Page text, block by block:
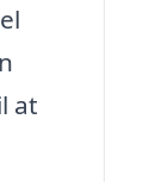
at